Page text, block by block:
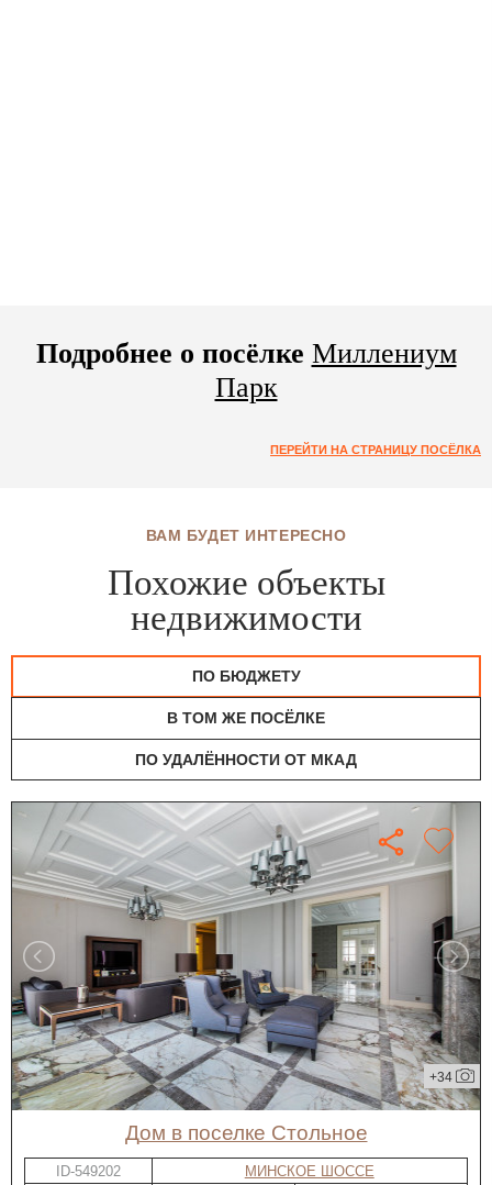
Подробнее о посёлке Миллениум
Парк
ПЕРЕЙТИ НА СТРАНИЦУ ПОСЁЛКА
ВАМ БУДЕТ ИНТЕРЕСНО
Похожие объекты
недвижимости
ПО БЮДЖЕТУ
В ТОМ ЖЕ ПОСЁЛКЕ
ПО УДАЛЁННОСТИ ОТ МКАД
+34
дом в поселке Стольное
ID-549202
МИНСКОЕ ШОССЕ